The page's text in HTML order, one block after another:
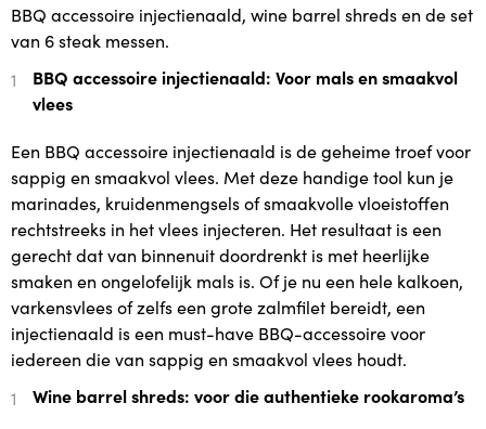
BBQ accessoire injectienaald, wine barrel shreds en de set
van 6 steak messen.
BBQ accessoire injectienaald: Voor mals en smaakvol
vlees
Een BBQ accessoire injectienaald is de geheime troef voor
sappig en smaakvol vlees. Met deze handige tool kun je
marinades, kruidenmengsels of smaakvolle vloeistoffen
rechtstreeks in het vlees injecteren. Het resultaat is een
gerecht dat van binnenuit doordrenkt is met heerlijke
smaken en ongelofelijk mals is. Of je nu een hele kalkoen,
varkensvlees of zelfs een grote zalmfilet bereidt, een
injectienaald is een must-have BBQ-accessoire voor
iedereen die van sappig en smaakvol vlees houdt.
Wine barrel shreds: voor die authentieke rookaroma’s